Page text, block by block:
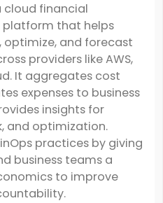
cloud financial
platform that helps
and forecast
providers like AWS,
It aggregates cost
expenses to business
insights for
and optimization.
practices by giving
business teams a
to improve